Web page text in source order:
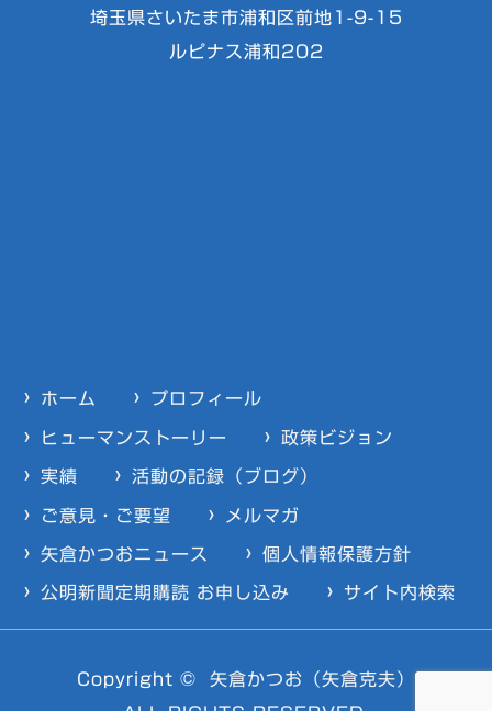
埼玉県さいたま市浦和区前地1-9-15
ルピナス浦和202
ホーム プロフィール
ヒューマンストーリー 政策ビジョン
実績 活動の記録（ブログ）
ご意見・ご要望 メルマガ
矢倉かつおニュース 個人情報保護方針
公明新聞定期購読 お申し込み サイト内検索
Copyright © 矢倉かつお（矢倉克夫）